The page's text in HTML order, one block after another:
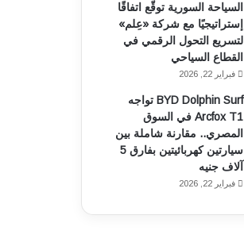
السياحة السورية توقّع اتفاقًا
إستراتيجيًا مع شركة «عِلم»
لتسريع التحول الرقمي في
القطاع السياحي
فبراير 22, 2026
BYD Dolphin Surf تواجه
Arcfox T1 في السوق
المصري.. مقارنة شاملة بين
سيارتين كهربائيتين بفارق 5
آلاف جنيه
فبراير 22, 2026